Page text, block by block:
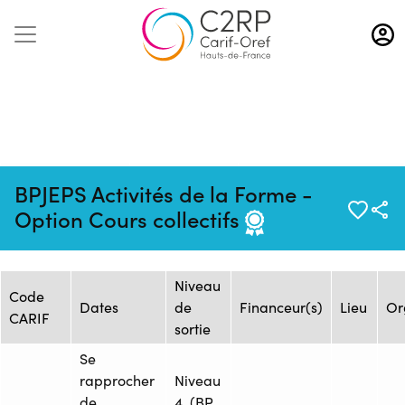
Aller
au
contenu
BPJEPS Activités de la Forme -
Option Cours collectifs
16/12/2024
1623581
ASSOCIATION FORME
Session de formation
Code
CARIF
Dates
Niveau
de
sortie
Financeur(s) Lieu
Se
rapprocher
Niveau